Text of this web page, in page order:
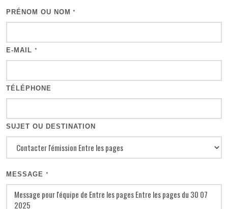
PRÉNOM OU NOM *
E-MAIL *
TÉLÉPHONE
SUJET OU DESTINATION
MESSAGE *